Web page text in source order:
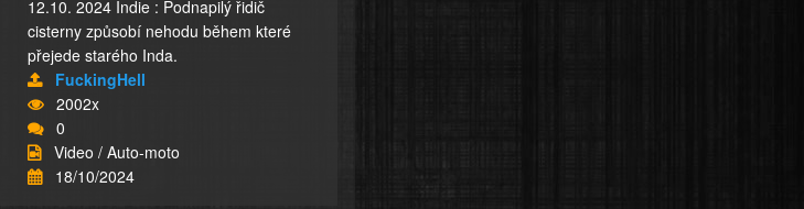
12.10. 2024 Indie : Podnapilý řidič
cisterny způsobí nehodu během které
přejede starého Inda.
FuckingHell
2002x
0
Video / Auto-moto
18/10/2024